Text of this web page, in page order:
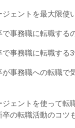
ジェントを最大限使
で事務職に転職する
で事務職に転職する
が事務職への転職で
ジェントを使って転
卒の転職活動のコツ